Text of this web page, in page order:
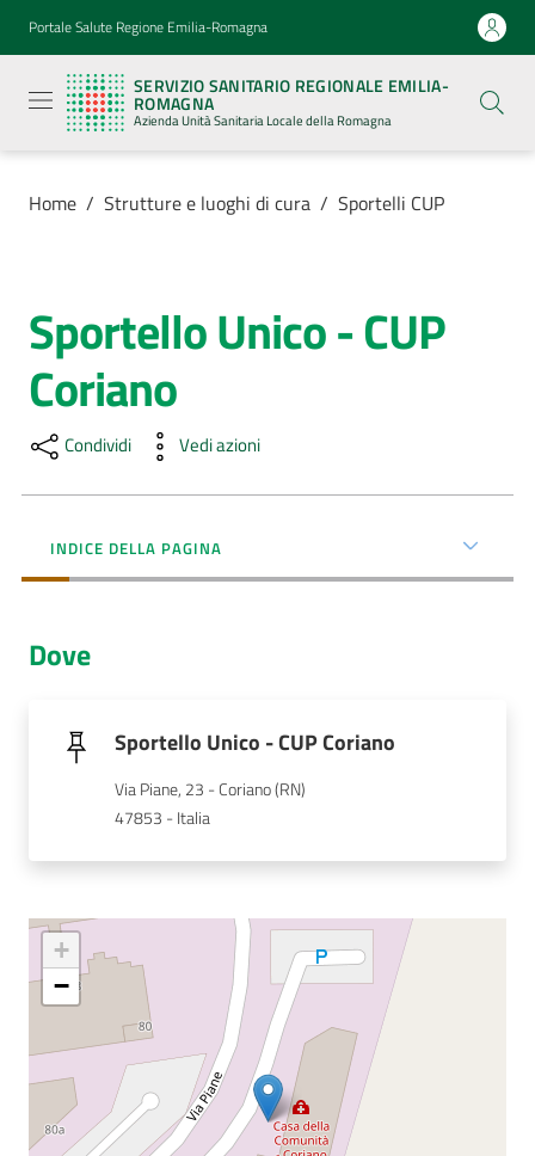
Vai al contenuto
Vai alla navigazione
Vai al footer
Portale Salute Regione Emilia-Romagna
SERVIZIO SANITARIO REGIONALE EMILIA-
ROMAGNA
Azienda Unità Sanitaria Locale della Romagna
Sanitario
Regionale
Emilia-
Romagna
Azienda
Sanitaria
Locale della
Azienda
Servizi
Luoghi
di
Menu selezionato
AUSL
Dedicato
Bandi
Home / Strutture e luoghi di cura / Sportelli CUP
Salta al contenuto
Sportello Unico - CUP
Coriano
Condividi Vedi azioni
INDICE DELLA PAGINA
Dove
Sportello Unico - CUP Coriano
Via Piane, 23 - Coriano (RN)
47853 - Italia
+
−